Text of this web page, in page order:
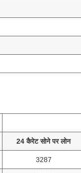
24 कैरेट सोने पर लोन
3287